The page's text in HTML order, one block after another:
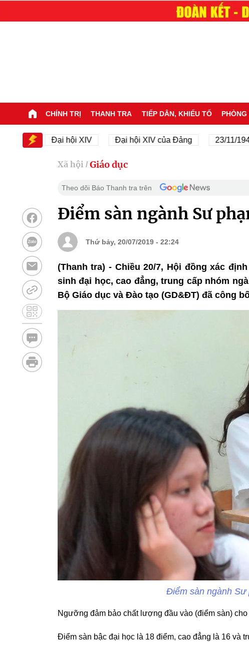
CHÍNH TRỊ THANH TRA TIẾP DÂN, KHIẾU TỐ
Đại hội XIV Đại hội XIV của Đảng 23/11/1945 - 23/
Xã hội / Giáo dục
Theo dõi Báo Thanh tra trên
Điểm sàn ngành Sư
Thứ bảy, 20/07/2019 - 22:24
(Thanh tra) - Chiều 20/7, Hội đồng xác
sinh đại học, cao đẳng, trung cấp nhóm
Bộ Giáo dục và Đào tạo (GD&ĐT) đã công
Điểm sàn ngành Sư
Ngưỡng đảm bảo chất lượng đầu vào (điểm sàn)
Điểm sàn bậc đại học là 18 điểm, cao đẳng là 16 và